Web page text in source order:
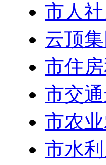
市人
云顶集
市住
市交
市农
市水